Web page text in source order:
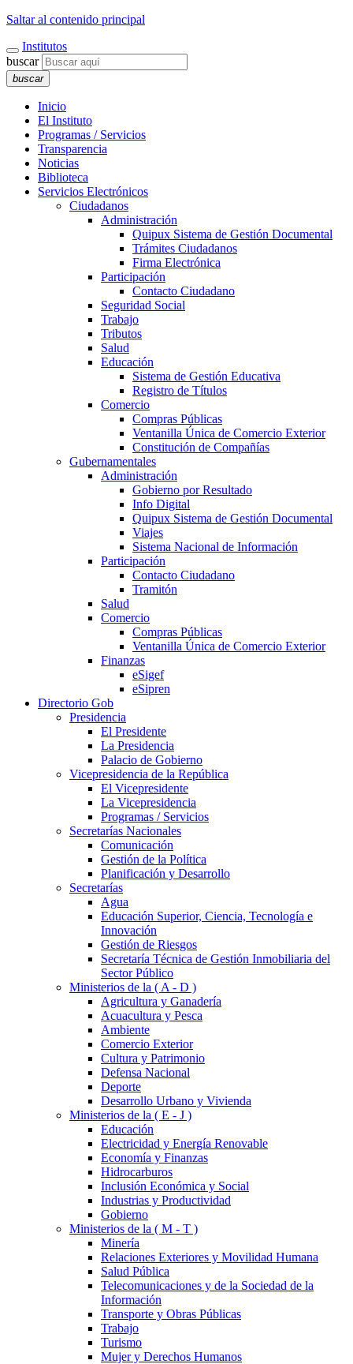
Saltar al contenido principal
Institutos
buscar
buscar
Inicio
El Instituto
Programas / Servicios
Transparencia
Noticias
Biblioteca
Servicios Electrónicos
Ciudadanos
Administración
Quipux Sistema de Gestión Documental
Trámites Ciudadanos
Firma Electrónica
Participación
Contacto Ciudadano
Seguridad Social
Trabajo
Tributos
Salud
Educación
Sistema de Gestión Educativa
Registro de Títulos
Comercio
Compras Públicas
Ventanilla Única de Comercio Exterior
Constitución de Compañías
Gubernamentales
Administración
Gobierno por Resultado
Info Digital
Quipux Sistema de Gestión Documental
Viajes
Sistema Nacional de Información
Participación
Contacto Ciudadano
Tramitón
Salud
Comercio
Compras Públicas
Ventanilla Única de Comercio Exterior
Finanzas
eSigef
eSipren
Directorio Gob
Presidencia
El Presidente
La Presidencia
Palacio de Gobierno
Vicepresidencia de la República
El Vicepresidente
La Vicepresidencia
Programas / Servicios
Secretarías Nacionales
Comunicación
Gestión de la Política
Planificación y Desarrollo
Secretarías
Agua
Educación Superior, Ciencia, Tecnología e
Innovación
Gestión de Riesgos
Secretaría Técnica de Gestión Inmobiliaria del
Sector Público
Ministerios de la ( A - D )
Agricultura y Ganadería
Acuacultura y Pesca
Ambiente
Comercio Exterior
Cultura y Patrimonio
Defensa Nacional
Deporte
Desarrollo Urbano y Vivienda
Ministerios de la ( E - J )
Educación
Electricidad y Energía Renovable
Economía y Finanzas
Hidrocarburos
Inclusión Económica y Social
Industrias y Productividad
Gobierno
Ministerios de la ( M - T )
Minería
Relaciones Exteriores y Movilidad Humana
Salud Pública
Telecomunicaciones y de la Sociedad de la
Información
Transporte y Obras Públicas
Trabajo
Turismo
Mujer y Derechos Humanos